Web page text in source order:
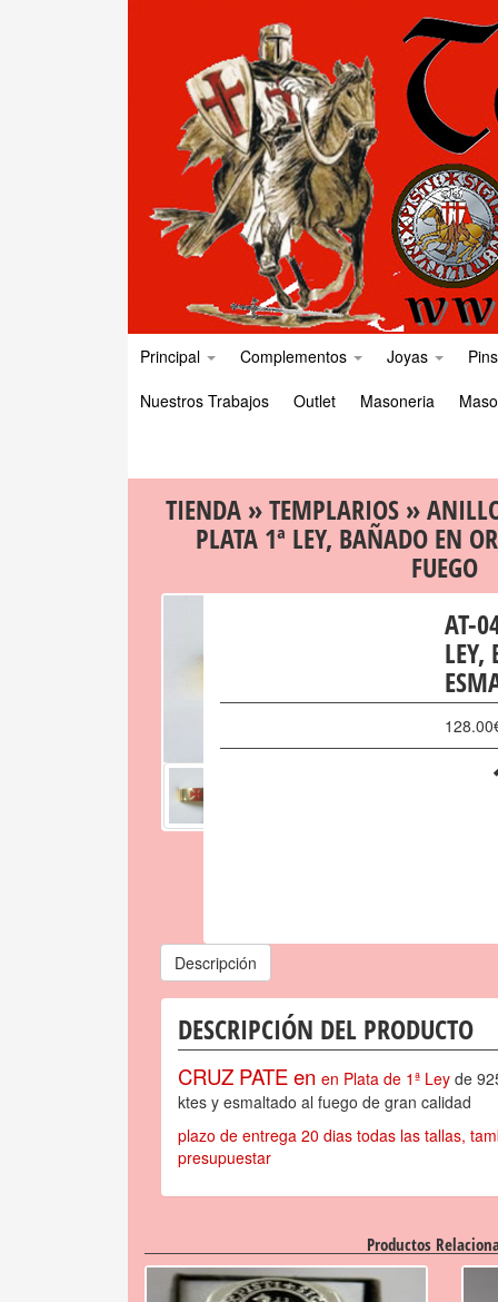
Principal Complementos Joyas
Pins
Nuestros Trabajos
Outlet Masoneria
TIENDA»TEMPLARIOS»
PLATA 1ª LEY, BAÑADO EN
FUEGO
AT-
LEY,
128.00
Descripción
DESCRIPCIÓN DEL PRODUCTO
CRUZ PATE en en Plata de 1ª Ley de
ktes y esmaltado al fuego de gran calidad
plazo de entrega 20 dias todas las tallas,
presupuestar
Productos